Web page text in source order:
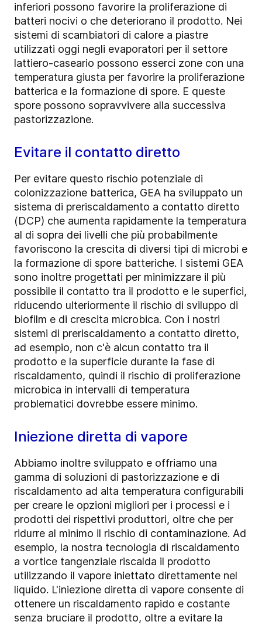
inferiori possono favorire la proliferazione di
batteri nocivi o che deteriorano il prodotto. Nei
sistemi di scambiatori di calore a piastre
utilizzati oggi negli evaporatori per il settore
lattiero-caseario possono esserci zone con una
temperatura giusta per favorire la proliferazione
batterica e la formazione di spore. E queste
spore possono sopravvivere alla successiva
pastorizzazione.
Evitare il contatto diretto
Per evitare questo rischio potenziale di
colonizzazione batterica, GEA ha sviluppato un
sistema di preriscaldamento a contatto diretto
(DCP) che aumenta rapidamente la temperatura
al di sopra dei livelli che più probabilmente
favoriscono la crescita di diversi tipi di microbi e
la formazione di spore batteriche. I sistemi GEA
sono inoltre progettati per minimizzare il più
possibile il contatto tra il prodotto e le superfici,
riducendo ulteriormente il rischio di sviluppo di
biofilm e di crescita microbica. Con i nostri
sistemi di preriscaldamento a contatto diretto,
ad esempio, non c'è alcun contatto tra il
prodotto e la superficie durante la fase di
riscaldamento, quindi il rischio di proliferazione
microbica in intervalli di temperatura
problematici dovrebbe essere minimo.
Iniezione diretta di vapore
Abbiamo inoltre sviluppato e offriamo una
gamma di soluzioni di pastorizzazione e di
riscaldamento ad alta temperatura configurabili
per creare le opzioni migliori per i processi e i
prodotti dei rispettivi produttori, oltre che per
ridurre al minimo il rischio di contaminazione. Ad
esempio, la nostra tecnologia di riscaldamento
a vortice tangenziale riscalda il prodotto
utilizzando il vapore iniettato direttamente nel
liquido. L'iniezione diretta di vapore consente di
ottenere un riscaldamento rapido e costante
senza bruciare il prodotto, oltre a evitare la